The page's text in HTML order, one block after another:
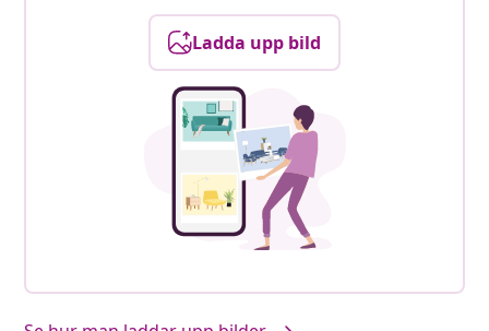
Ladda upp bild